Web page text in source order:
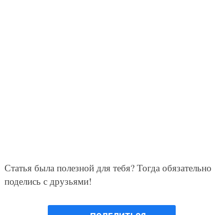
Статья была полезной для тебя? Тогда обязательно
поделись с друзьями!